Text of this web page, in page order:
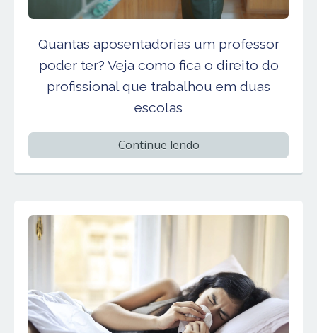
Quantas aposentadorias um professor
poder ter? Veja como fica o direito do
profissional que trabalhou em duas
escolas
Continue lendo